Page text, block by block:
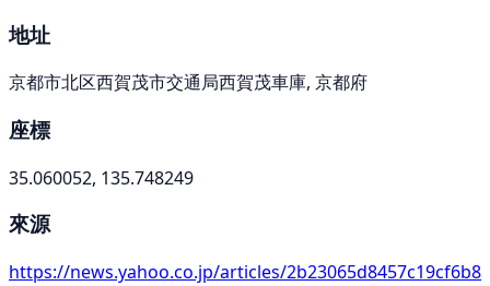
地址
京都市北区西賀茂市交通局西賀茂車庫, 京都府
座標
35.060052, 135.748249
來源
https://news.yahoo.co.jp/articles/2b23065d8457c19cf6b8